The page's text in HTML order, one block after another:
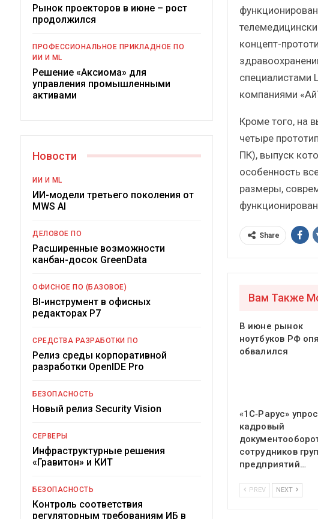
концепт-
специалистами
компаниями
Кроме того, на
четыре
ПК), выпуск
особенность
размеры,
Share
Вам Также
В июне рынок
ноутбуков РФ
обвалился
«1С‑Рарус»
кадровый
сотрудников
предприятий…
PREV NEXT
Рынок проекторов в июне – рост
продолжился
ПРОФЕССИОНАЛЬНОЕ ПРИКЛАДНОЕ ПО
ИИ И ML
Решение «Аксиома» для
управления промышленными
активами
Новости
ИИ И ML
ИИ-модели третьего поколения от
MWS AI
ДЕЛОВОЕ ПО
Расширенные возможности
канбан-досок GreenData
ОФИСНОЕ ПО (БАЗОВОЕ)
BI-инструмент в офисных
редакторах Р7
СРЕДСТВА РАЗРАБОТКИ ПО
Релиз среды корпоративной
разработки OpenIDE Pro
БЕЗОПАСНОСТЬ
Новый релиз Security Vision
СЕРВЕРЫ
Инфраструктурные решения
«Гравитон» и КИТ
БЕЗОПАСНОСТЬ
Контроль соответствия
регуляторным требованиям ИБ в
Подкосят ли